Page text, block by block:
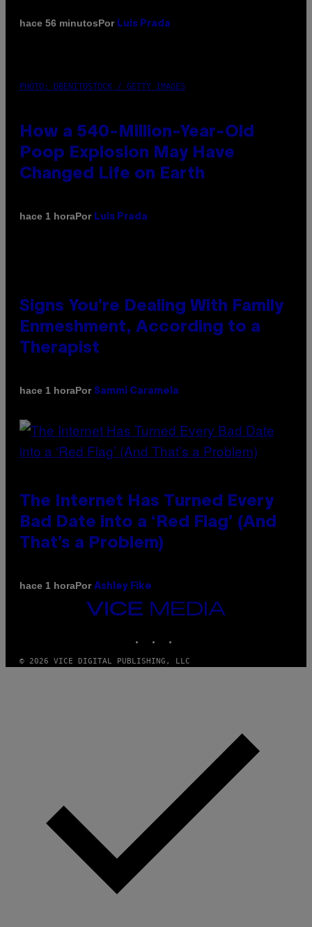
hace 56 minutosPor Luis Prada
PHOTO: DBENITOSTOCK / GETTY IMAGES
How a 540-Million-Year-Old
Poop Explosion May Have
Changed Life on Earth
hace 1 horaPor Luis Prada
Signs You’re Dealing With Family
Enmeshment, According to a
Therapist
hace 1 horaPor Sammi Caramela
The Internet Has Turned Every
Bad Date into a ‘Red Flag’ (And
That’s a Problem)
hace 1 horaPor Ashley Fike
VICE
MEDIA
© 2026 VICE DIGITAL PUBLISHING, LLC